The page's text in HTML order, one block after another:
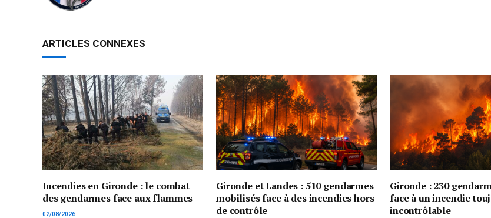
ARTICLES CONNEXES
Incendies en Gironde : le combat
des gendarmes face aux flammes
02/08/2026
Gironde et Landes : 510 gendarmes
mobilisés face à des incendies hors
de contrôle
Gironde : 230
face à un incendie
incontrôlable